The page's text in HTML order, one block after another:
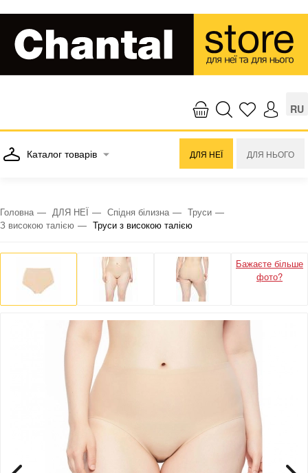
RU
Каталог товарів ДЛЯ НЕЇ ДЛЯ НЬОГО
Головна ДЛЯ НЕЇ Спідня білизна
Труси
З високою талією
Труси з високою талією
Бажаєте більше
фото?